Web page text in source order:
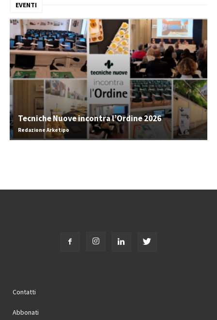
EVENTI
Tecniche Nuove incontra l’Ordine 2026
Redazione Arketipo
Contatti
Abbonati